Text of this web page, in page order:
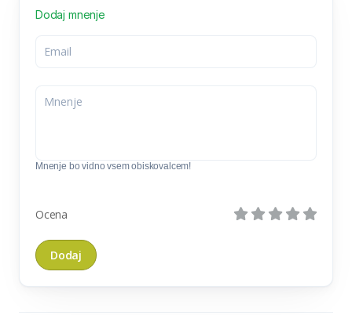
Dodaj mnenje
Mnenje bo vidno vsem obiskovalcem!
Ocena